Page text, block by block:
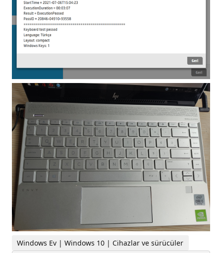
Windows Ev | Windows 10 | Cihazlar ve sürücüler